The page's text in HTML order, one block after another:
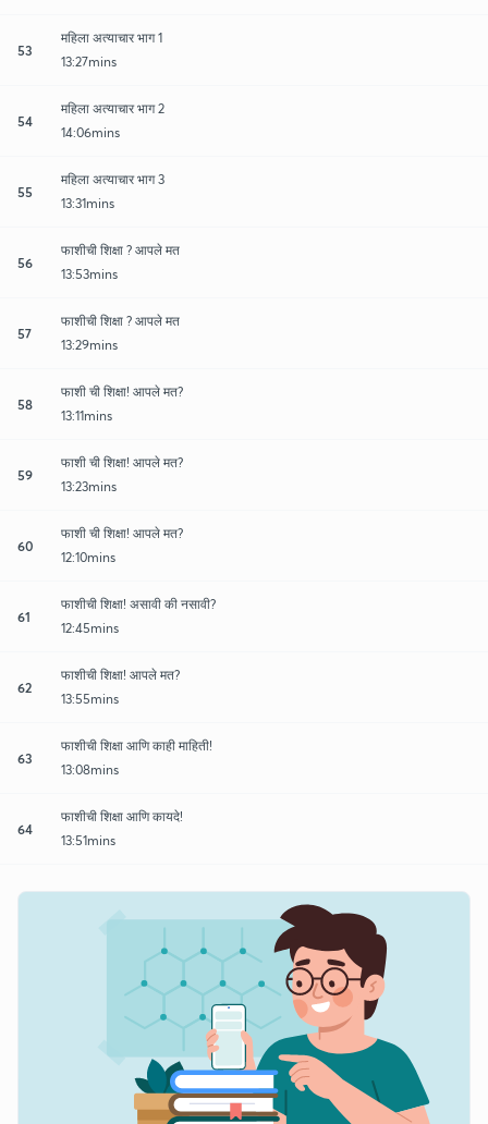
53
महिला अत्याचार भाग 1
13:27mins
54
महिला अत्याचार भाग 2
14:06mins
55
महिला अत्याचार भाग 3
13:31mins
56
फाशीची शिक्षा ? आपले मत
13:53mins
57
फाशीची शिक्षा ? आपले मत
13:29mins
58
फाशी ची शिक्षा! आपले मत?
13:11mins
59
फाशी ची शिक्षा! आपले मत?
13:23mins
60
फाशी ची शिक्षा! आपले मत?
12:10mins
61
फाशीची शिक्षा! असावी की नसावी?
12:45mins
62
फाशीची शिक्षा! आपले मत?
13:55mins
63
फाशीची शिक्षा आणि काही माहिती!
13:08mins
64
फाशीची शिक्षा आणि कायदे!
13:51mins